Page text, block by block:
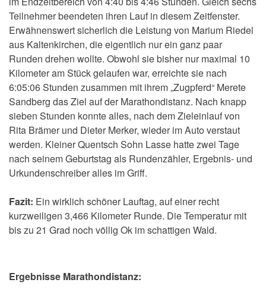
Teilnehmer beendeten ihren Lauf in diesem Zeitfenster.
Erwähnenswert sicherlich die Leistung von Marium Riedel
aus Kaltenkirchen, die eigentlich nur ein ganz paar
Runden drehen wollte. Obwohl sie bisher nur maximal 10
Kilometer am Stück gelaufen war, erreichte sie nach
6:05:06 Stunden zusammen mit ihrem „Zugpferd“ Merete
Sandberg das Ziel auf der Marathondistanz. Nach knapp
sieben Stunden konnte alles, nach dem Zieleinlauf von
Rita Brämer und Dieter Merker, wieder im Auto verstaut
werden. Kleiner Quentsch Sohn Lasse hatte zwei Tage
nach seinem Geburtstag als Rundenzähler, Ergebnis- und
Urkundenschreiber alles im Griff.
Fazit: Ein wirklich schöner Lauftag, auf einer recht
kurzweiligen 3,466 Kilometer Runde. Die Temperatur mit
bis zu 21 Grad noch völlig Ok im schattigen Wald.
Ergebnisse Marathondistanz: